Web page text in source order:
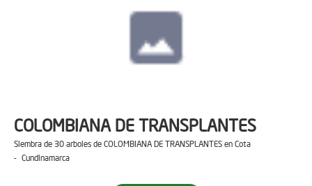
COLOMBIANA DE TRANSPLANTES
Siembra de 30 arboles de COLOMBIANA DE TRANSPLANTES en Cota
- Cundinamarca